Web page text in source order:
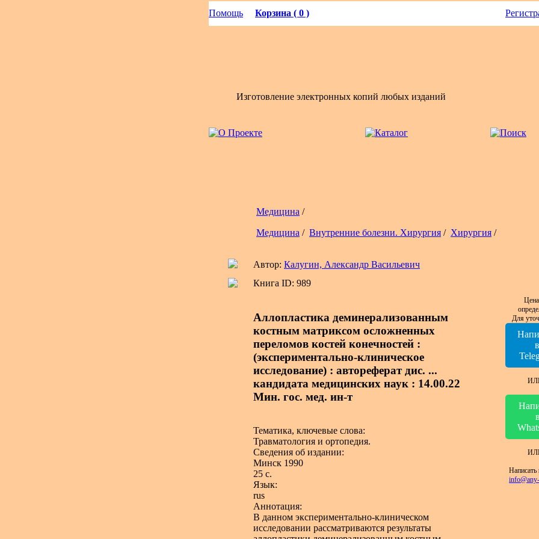
Помощь Корзина ( 0 )
Изготовление электронных копий любых изданий
Медицина /
Медицина / Внутренние болезни. Хирургия / Хирургия /
Автор: Калугин, Александр Васильевич
Книга ID: 989
Аллопластика деминерализованным
костным матриксом осложненных
переломов костей конечностей :
(экспериментально-клиническое
исследование) : автореферат дис. ...
кандидата медицинских наук : 14.00.22
Мин. гос. мед. ин-т
Тематика, ключевые слова:
Травматология и ортопедия.
Сведения об издании:
Минск 1990
25 с.
Язык:
rus
Аннотация:
В данном экспериментально-клиническом
исследовании рассматриваются результаты
Для
в
в
Написать